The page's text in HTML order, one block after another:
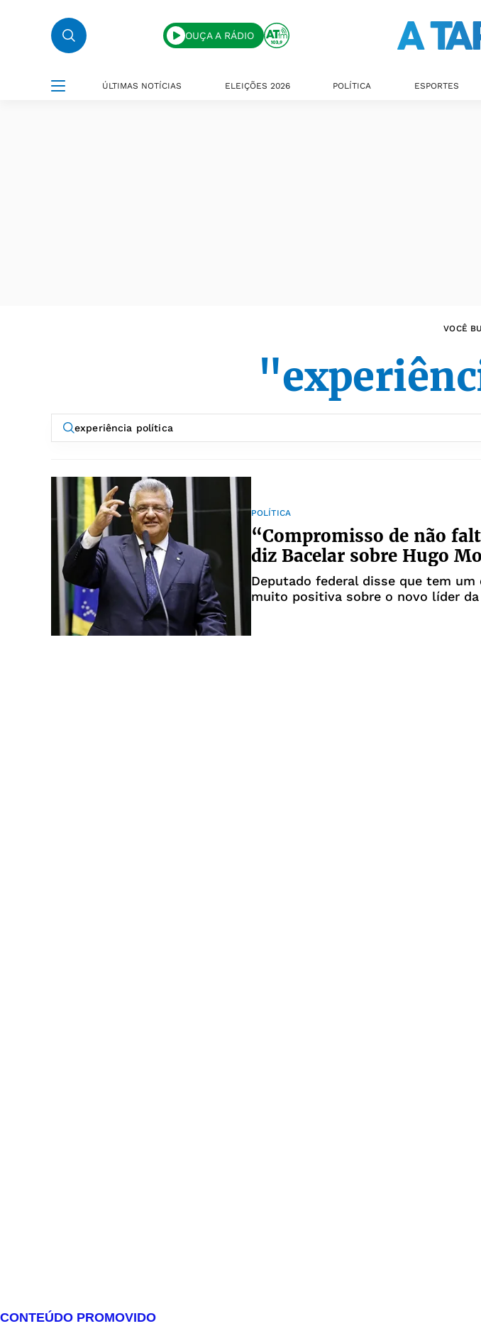
OUÇA A RÁDIO
ÚLTIMAS NOTÍCIAS ELEIÇÕES 2026 POLÍTICA ESPORTES
VOCÊ
POLÍTICA
“Compromisso de não
diz Bacelar sobre Hugo
Deputado federal disse que tem um
muito positiva sobre o novo líder da